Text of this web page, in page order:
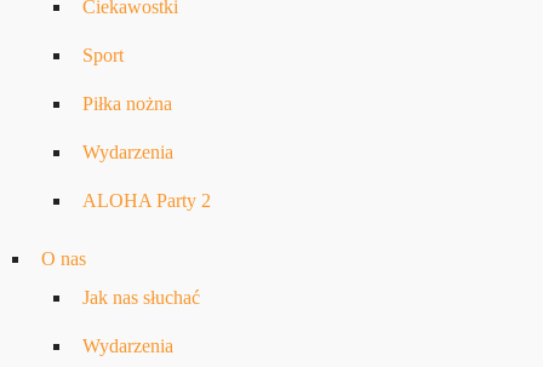
Ciekawostki
Sport
Piłka nożna
Wydarzenia
ALOHA Party 2
O nas
Jak nas słuchać
Wydarzenia